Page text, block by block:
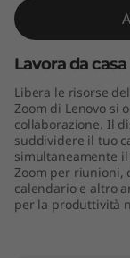
Z
o
o
m
Lavora da
Libera le risorse
Zoom di Lenovo si
collaborazione. Il
suddividere il tuo
simultaneamente
Zoom per riunioni,
calendario e altro
per la produttività